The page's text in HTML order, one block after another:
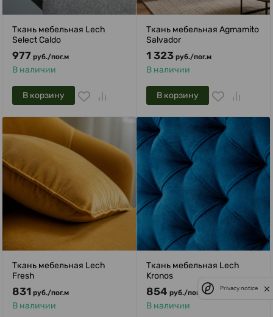
Ткань мебельная Lech
Select Caldo
977 руб./пог.м
В наличии
В корзину
Ткань мебельная Agmamito
Salvador
1 323 руб./пог.м
В наличии
В корзину
Ткань мебельная Lech
Fresh
831 руб./пог.м
В наличии
Ткань мебельная Lech
Kronos
854 руб./пог.м
В наличии
Privacy notice